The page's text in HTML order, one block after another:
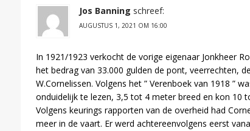
Jos Banning schreef:
AUGUSTUS 1, 2021 OM 16:00
In 1921/1923 verkocht de vorige eigenaar Jonkheer
het bedrag van 33.000 gulden de pont, veerrechten,
W.Cornelissen. Volgens het ” Verenboek van 1918 ”
onduidelijk te lezen, 3,5 tot 4 meter breed en kon 10
Volgens keurings rapporten van de overheid had
meer in de vaart. Er werd achtereenvolgens eerst